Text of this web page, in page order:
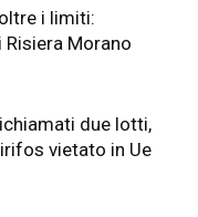
i limiti:
Morano
due lotti,
vietato in Ue